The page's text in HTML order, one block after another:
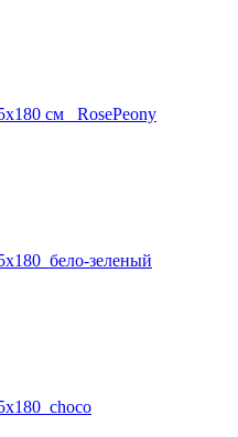
см_ RosePeony
зеленый